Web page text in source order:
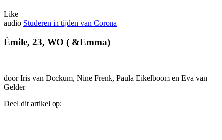
Like
audio Studeren in tijden van Corona
Émile, 23, WO ( &Emma)
door Iris van Dockum, Nine Frenk, Paula Eikelboom en Eva van
Gelder
Deel dit artikel op: